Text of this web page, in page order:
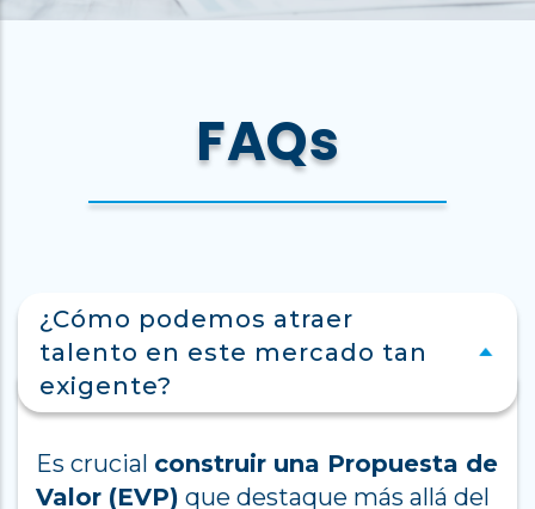
FAQs
¿Cómo podemos atraer
talento en este mercado tan
exigente?
Es crucial construir una Propuesta de
Valor (EVP) que destaque más allá del